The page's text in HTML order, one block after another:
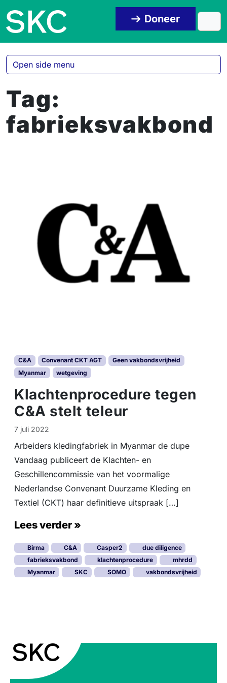
Doneer
Tag:
fabrieksvakbond
C&A Convenant CKT AGT
Geen vakbondsvrijheid
Myanmar
wetgeving
Klachtenprocedure tegen
C&A stelt teleur
7 juli 2022
Arbeiders kledingfabriek in Myanmar de dupe
Vandaag publiceert de Klachten- en
Geschillencommissie van het voormalige
Nederlandse Convenant Duurzame Kleding en
Textiel (CKT) haar definitieve uitspraak […]
Lees verder »
Birma C&A Casper2
due diligence
fabrieksvakbond
klachtenprocedure
mhrdd
Myanmar
SKC SOMO vakbondsvrijheid
Open side menu